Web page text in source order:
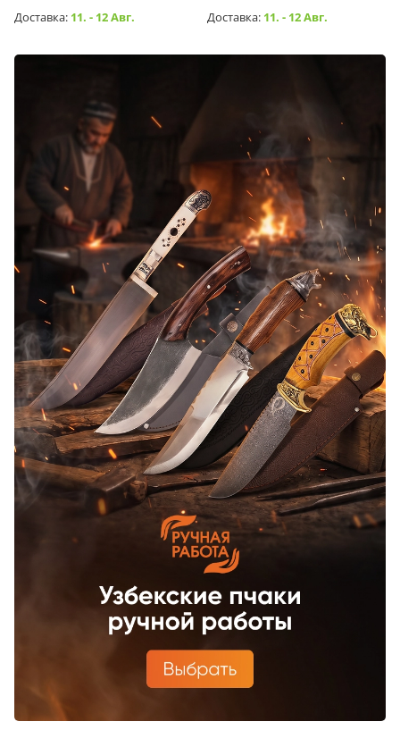
Доставка: 11. - 12 Авг. Доставка: 11. - 12 Авг.